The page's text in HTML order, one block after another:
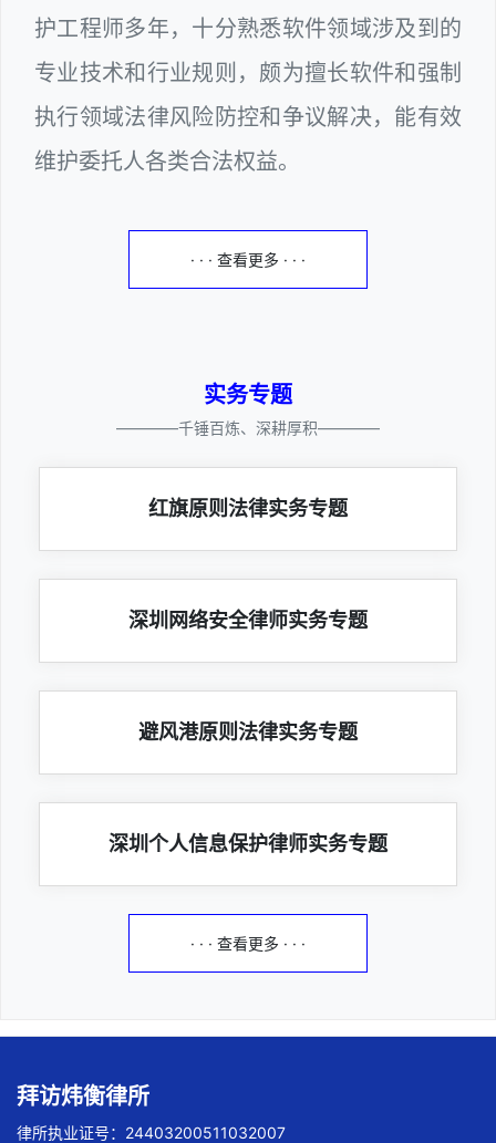
护工程师多年，十分熟悉软件领域涉及到的
专业技术和行业规则，颇为擅长软件和强制
执行领域法律风险防控和争议解决，能有效
维护委托人各类合法权益。
· · · 查看更多 · · ·
实务专题
————千锤百炼、深耕厚积————
红旗原则法律实务专题
深圳网络安全律师实务专题
避风港原则法律实务专题
深圳个人信息保护律师实务专题
· · · 查看更多 · · ·
拜访炜衡律所
律所执业证号：24403200511032007